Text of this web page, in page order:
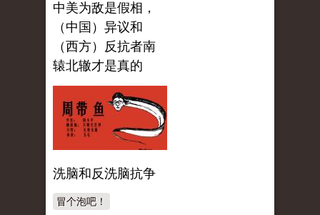
中美为敌是假相，
（中国）异议和
（西方）反抗者南
辕北辙才是真的
洗脑和反洗脑抗争
冒个泡吧！